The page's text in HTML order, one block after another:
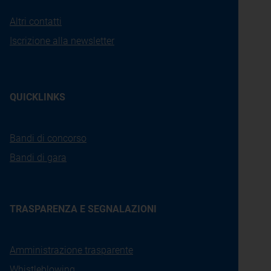
Altri contatti
Iscrizione alla newsletter
QUICKLINKS
Bandi di concorso
Bandi di gara
TRASPARENZA E SEGNALAZIONI
Amministrazione trasparente